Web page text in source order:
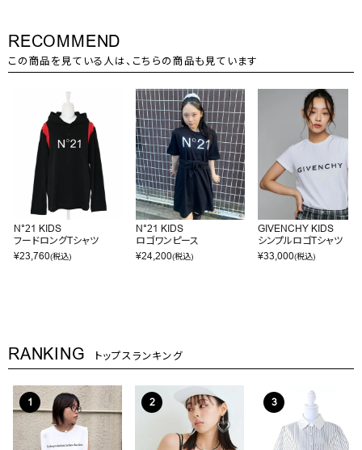
RECOMMEND
この商品を見ている人は、こちらの商品も見ています
N°21 KIDS
フードロングTシャツ
¥23,760(税込)
N°21 KIDS
ロゴワンピース
¥24,200(税込)
GIVENCHY KIDS
シンプルロゴTシャツ
¥33,000(税込)
RANKING トップスランキング